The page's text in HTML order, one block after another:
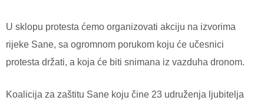
U sklopu protesta ćemo organizovati akciju na izvorima
rijeke Sane, sa ogromnom porukom koju će učesnici
protesta držati, a koja će biti snimana iz vazduha dronom.
Koalicija za zaštitu Sane koju čine 23 udruženja ljubitelja